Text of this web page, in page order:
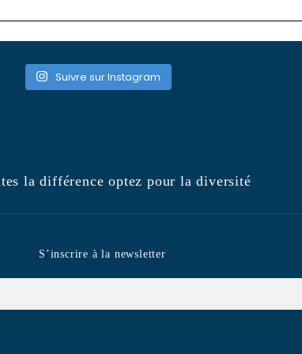
Suivre sur Instagram
la différence optez pour la diversité
S’inscrire à la newsletter